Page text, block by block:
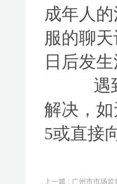
成年人
服的聊
日后发
遇到
解决，
5或直接
上一篇 : 广州市市场监